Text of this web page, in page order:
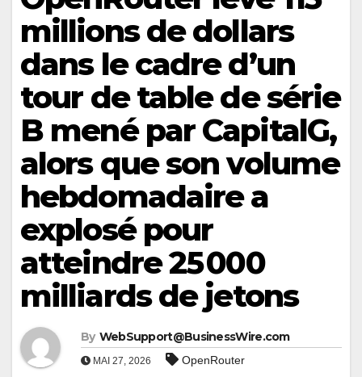
millions de dollars
dans le cadre d’un
tour de table de série
B mené par CapitalG,
alors que son volume
hebdomadaire a
explosé pour
atteindre 25 000
milliards de jetons
By WebSupport@BusinessWire.com
MAI 27, 2026 OpenRouter